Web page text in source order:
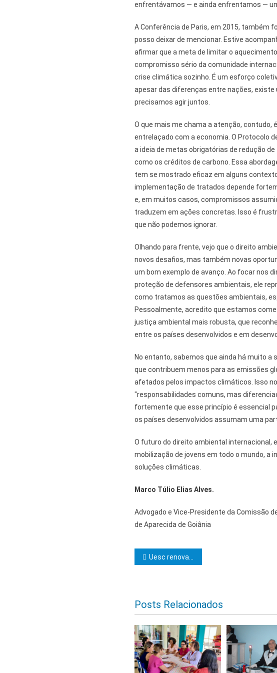
enfrentávamos — e ainda enfrentamos —
A Conferência de Paris, em 2015, também
posso deixar de mencionar. Estive
afirmar que a meta de limitar o
compromisso sério da comunidade
crise climática sozinho. É um esforço
apesar das diferenças entre nações,
precisamos agir juntos.
O que mais me chama a atenção, contudo,
entrelaçado com a economia. O Protocolo
a ideia de metas obrigatórias de redução
como os créditos de carbono. Essa
tem se mostrado eficaz em alguns
implementação de tratados depende
e, em muitos casos, compromissos
traduzem em ações concretas. Isso é
que não podemos ignorar.
Olhando para frente, vejo que o direito
novos desafios, mas também novas
um bom exemplo de avanço. Ao focar nos
proteção de defensores ambientais, ele
como tratamos as questões ambientais,
Pessoalmente, acredito que estamos
justiça ambiental mais robusta, que
entre os países desenvolvidos e em
No entanto, sabemos que ainda há muito
que contribuem menos para as emissões
afetados pelos impactos climáticos. Isso
"responsabilidades comuns, mas
fortemente que esse princípio é essencial
os países desenvolvidos assumam uma
O futuro do direito ambiental internacional,
mobilização de jovens em todo o mundo, a
soluções climáticas.
Marco Túlio Elias Alves.
Advogado e Vice-Presidente da Comissão
de Aparecida de Goiânia
Navegação de Post
Uesc renova parte da infraestrutura tecnológica
Posts Relacionados